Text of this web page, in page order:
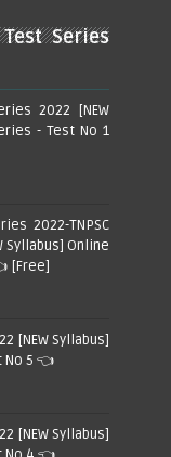
Series
2022 [NEW
- Test No 1
2022-TNPSC
Syllabus] Online
[Free]
[NEW Syllabus]
No 5 👈
[NEW Syllabus]